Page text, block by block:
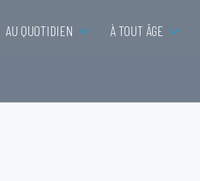
AU QUOTIDIEN À TOUT ÂGE